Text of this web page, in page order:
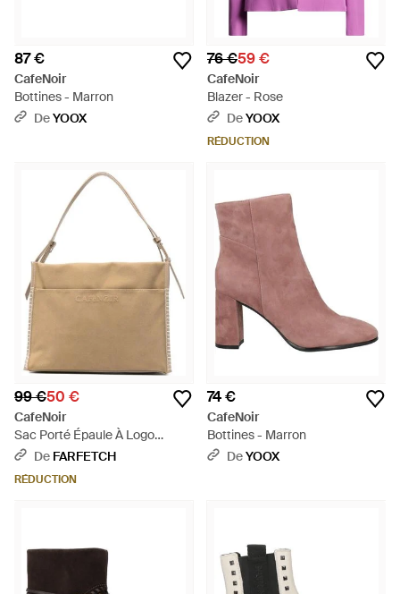
87 €
CafeNoir
Bottines - Marron
DeYOOX
76 €59 €
CafeNoir
Blazer - Rose
DeYOOX
RÉDUCTION
99 €50 €
CafeNoir
Sac Porté Épaule À Logo
Embossé - Neutre
De FARFETCH
RÉDUCTION
74 €
CafeNoir
Bottines - Marron
DeYOOX